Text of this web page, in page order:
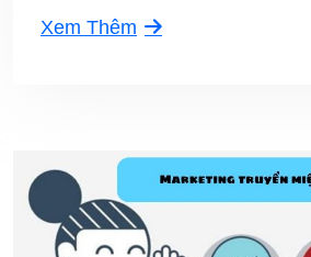
Xem Thêm